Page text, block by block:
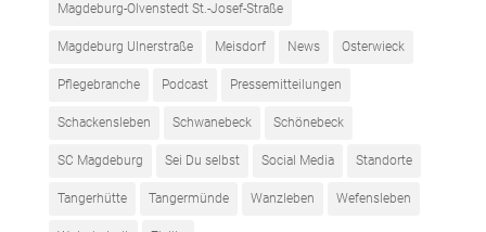
Magdeburg-Olvenstedt St.-Josef-Straße
Magdeburg Ulnerstraße Meisdorf News Osterwieck
Pflegebranche Podcast Pressemitteilungen
Schackensleben Schwanebeck Schönebeck
SC Magdeburg Sei Du selbst Social Media Standorte
Tangerhütte Tangermünde Wanzleben Wefensleben